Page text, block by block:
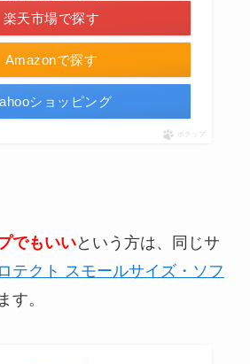
Amazonで探す
楽天市場で探す
ショッピング
ポチップ
でもいいという方は、同じサ
テクト スモールサイズ・ソフ
す。